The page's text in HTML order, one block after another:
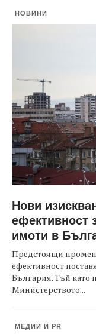
НОВИНИ
Нови
ефективност
имоти в
Предстоящи
ефективност
България. Тъй като
Министерството...
МЕДИИ И PR